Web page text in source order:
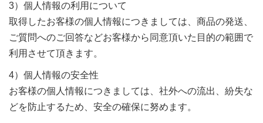
3）個人情報の利用について
取得したお客様の個人情報につきましては、商品の発送、
ご質問へのご回答などお客様から同意頂いた目的の範囲で
利用させて頂きます。
4）個人情報の安全性
お客様の個人情報につきましては、社外への流出、紛失な
どを防止するため、安全の確保に努めます。